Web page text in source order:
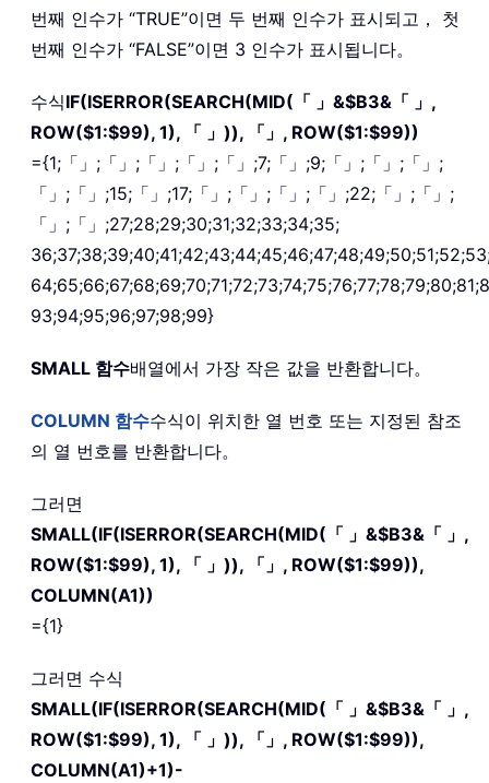
번째 인수가 “TRUE”이면 두 번째 인수가 표시되고， 첫
번째 인수가 “FALSE”이면 3 인수가 표시됩니다。
수식IF(ISERROR(SEARCH(MID(「 」&$B3&「 」,
ROW($1:$99), 1), 「 」)), 「」, ROW($1:$99))
={1;「」;「」;「」;「」;「」;7;「」;9;「」;「」;「」;
「」;「」;15;「」;17;「」;「」;「」;「」;22;「」;「」;
「」;「」;27;28;29;30;31;32;33;34;35;
93;94;95;96;97;98;99}
SMALL 함수배열에서 가장 작은 값을 반환합니다。
COLUMN 함수수식이 위치한 열 번호 또는 지정된 참조
의 열 번호를 반환합니다。
그러면
SMALL(IF(ISERROR(SEARCH(MID(「 」&$B3&「 」,
ROW($1:$99), 1), 「 」)), 「」, ROW($1:$99)),
COLUMN(A1))
={1}
그러면 수식
SMALL(IF(ISERROR(SEARCH(MID(「 」&$B3&「 」,
ROW($1:$99), 1), 「 」)), 「」, ROW($1:$99)),
COLUMN(A1)+1)-